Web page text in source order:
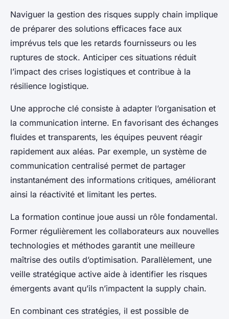
Naviguer la gestion des risques supply chain implique
de préparer des solutions efficaces face aux
imprévus tels que les retards fournisseurs ou les
ruptures de stock. Anticiper ces situations réduit
l’impact des crises logistiques et contribue à la
résilience logistique.
Une approche clé consiste à adapter l’organisation et
la communication interne. En favorisant des échanges
fluides et transparents, les équipes peuvent réagir
rapidement aux aléas. Par exemple, un système de
communication centralisé permet de partager
instantanément des informations critiques, améliorant
ainsi la réactivité et limitant les pertes.
La formation continue joue aussi un rôle fondamental.
Former régulièrement les collaborateurs aux nouvelles
technologies et méthodes garantit une meilleure
maîtrise des outils d’optimisation. Parallèlement, une
veille stratégique active aide à identifier les risques
émergents avant qu’ils n’impactent la supply chain.
En combinant ces stratégies, il est possible de